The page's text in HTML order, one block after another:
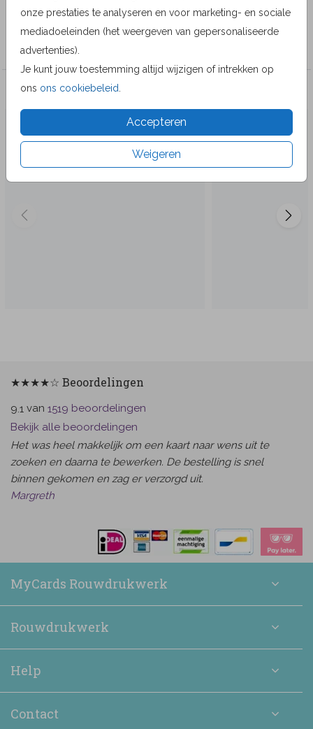
onze prestaties te analyseren en voor marketing- en sociale
mediadoeleinden (het weergeven van gepersonaliseerde
advertenties).
Je kunt jouw toestemming altijd wijzigen of intrekken op
ons ons cookiebeleid
Accepteren
Weigeren
MyCards Design
Veel gekozen producten
★★★★☆ Beoordelingen
9.1 van 1519 beoordelingen
Bekijk alle beoordelingen
Het was heel makkelijk om een kaart naar wens uit te
zoeken en daarna te bewerken. De bestelling is snel
binnen gekomen en zag er verzorgd uit.
Margreth
MyCards Rouwdrukwerk
Rouwdrukwerk
Help
Contact